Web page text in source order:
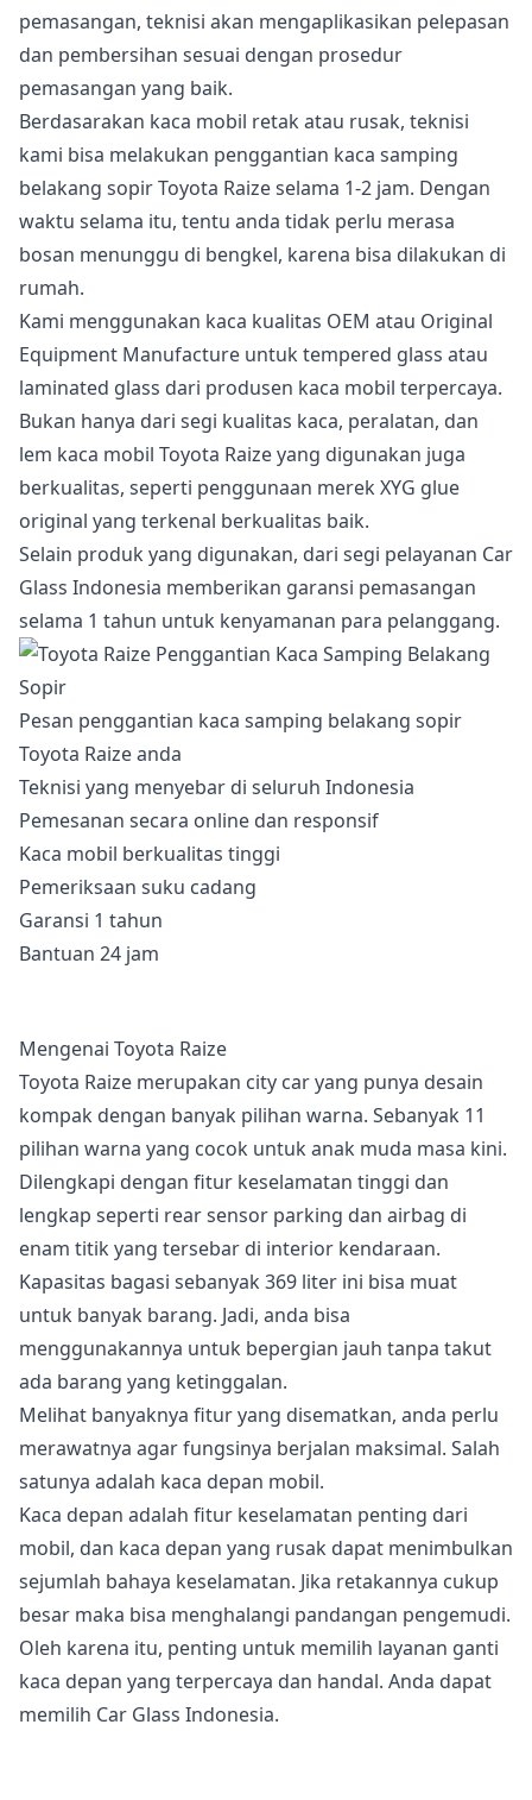
pemasangan, teknisi akan mengaplikasikan pelepasan
dan pembersihan sesuai dengan prosedur
pemasangan yang baik.
Berdasarakan kaca mobil retak atau rusak, teknisi
kami bisa melakukan penggantian kaca samping
belakang sopir Toyota Raize selama 1-2 jam. Dengan
waktu selama itu, tentu anda tidak perlu merasa
bosan menunggu di bengkel, karena bisa dilakukan di
rumah.
Kami menggunakan kaca kualitas OEM atau Original
Equipment Manufacture untuk tempered glass atau
laminated glass dari produsen kaca mobil terpercaya.
Bukan hanya dari segi kualitas kaca, peralatan, dan
lem kaca mobil Toyota Raize yang digunakan juga
berkualitas, seperti penggunaan merek XYG glue
original yang terkenal berkualitas baik.
Selain produk yang digunakan, dari segi pelayanan Car
Glass Indonesia memberikan garansi pemasangan
selama 1 tahun untuk kenyamanan para pelanggang.
Pesan penggantian kaca samping belakang sopir
Toyota Raize anda
Teknisi yang menyebar di seluruh Indonesia
Pemesanan secara online dan responsif
Kaca mobil berkualitas tinggi
Pemeriksaan suku cadang
Garansi 1 tahun
Bantuan 24 jam
Mengenai Toyota Raize
Toyota Raize merupakan city car yang punya desain
kompak dengan banyak pilihan warna. Sebanyak 11
pilihan warna yang cocok untuk anak muda masa kini.
Dilengkapi dengan fitur keselamatan tinggi dan
lengkap seperti rear sensor parking dan airbag di
enam titik yang tersebar di interior kendaraan.
Kapasitas bagasi sebanyak 369 liter ini bisa muat
untuk banyak barang. Jadi, anda bisa
menggunakannya untuk bepergian jauh tanpa takut
ada barang yang ketinggalan.
Melihat banyaknya fitur yang disematkan, anda perlu
merawatnya agar fungsinya berjalan maksimal. Salah
satunya adalah kaca depan mobil.
Kaca depan adalah fitur keselamatan penting dari
mobil, dan kaca depan yang rusak dapat menimbulkan
sejumlah bahaya keselamatan. Jika retakannya cukup
besar maka bisa menghalangi pandangan pengemudi.
Oleh karena itu, penting untuk memilih layanan ganti
kaca depan yang terpercaya dan handal. Anda dapat
memilih Car Glass Indonesia.